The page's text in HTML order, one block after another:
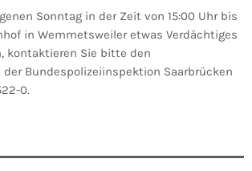
Sonntag in der Zeit von 15:00 Uhr bis
in Wemmetsweiler etwas Verdächtiges
kontaktieren Sie bitte den
Bundespolizeiinspektion Saarbrücken
0.